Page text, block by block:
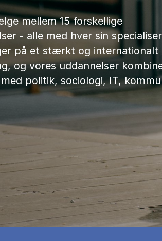
mellem 15 forskellige
- alle med hver sin
på et stærkt og internationalt
og vores uddannelser
politik, sociologi, IT,